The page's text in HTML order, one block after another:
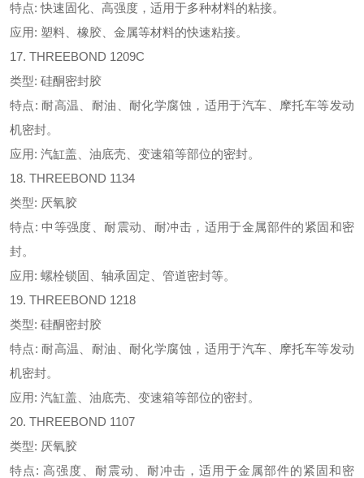
特点: 快速固化、高强度，适用于多种材料的粘接。
应用: 塑料、橡胶、金属等材料的快速粘接。
17. THREEBOND 1209C
类型: 硅酮密封胶
特点: 耐高温、耐油、耐化学腐蚀，适用于汽车、摩托车等发动
机密封。
应用: 汽缸盖、油底壳、变速箱等部位的密封。
18. THREEBOND 1134
类型: 厌氧胶
特点: 中等强度、耐震动、耐冲击，适用于金属部件的紧固和密
封。
应用: 螺栓锁固、轴承固定、管道密封等。
19. THREEBOND 1218
类型: 硅酮密封胶
特点: 耐高温、耐油、耐化学腐蚀，适用于汽车、摩托车等发动
机密封。
应用: 汽缸盖、油底壳、变速箱等部位的密封。
20. THREEBOND 1107
类型: 厌氧胶
特点: 高强度、耐震动、耐冲击，适用于金属部件的紧固和密